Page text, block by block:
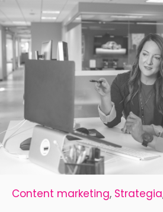
Content marketing, Strategia